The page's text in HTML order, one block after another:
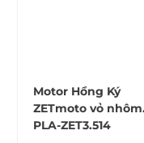
Motor Hồng Ký
ZETmoto vỏ nhôm
PLA-ZET3.514